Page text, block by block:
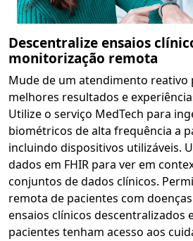
Descentralize ensaios
monitorização remota
Mude de um atendimento reativo
melhores resultados e
Utilize o serviço MedTech para
biométricos de alta frequência a
incluindo dispositivos utilizáveis.
dados em FHIR para ver em
conjuntos de dados clínicos.
remota de pacientes com
ensaios clínicos descentralizados
pacientes tenham acesso aos